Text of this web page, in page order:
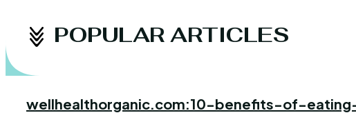
POPULAR ARTICLES
wellhealthorganic.com:10-benefits-of-